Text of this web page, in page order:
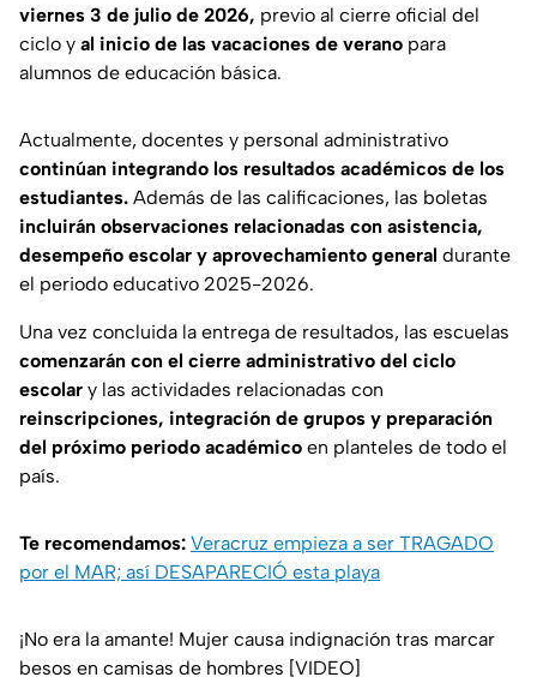
viernes 3 de julio de 2026, previo al cierre oficial del
ciclo y al inicio de las vacaciones de verano para
alumnos de educación básica.
Actualmente, docentes y personal administrativo
continúan integrando los resultados académicos de los
estudiantes. Además de las calificaciones, las boletas
incluirán observaciones relacionadas con asistencia,
desempeño escolar y aprovechamiento general durante
el periodo educativo 2025-2026.
Una vez concluida la entrega de resultados, las escuelas
comenzarán con el cierre administrativo del ciclo
escolar y las actividades relacionadas con
reinscripciones, integración de grupos y preparación
del próximo periodo académico en planteles de todo el
país.
Te recomendamos: Veracruz empieza a ser TRAGADO
por el MAR; así DESAPARECIÓ esta playa
¡No era la amante! Mujer causa indignación tras marcar
besos en camisas de hombres [VIDEO]